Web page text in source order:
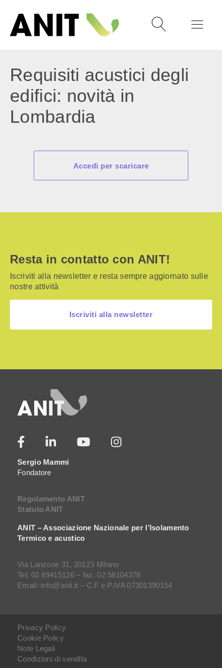
Requisiti acustici degli
edifici: novità in
Lombardia
Accedi per scaricare
Resta in contatto con ANIT!
Iscriviti alla newsletter e resta sempre aggiornato sulle
nostre attività
Iscriviti alla newsletter
Sergio Mammi
Fondatore
Regolamento ANIT
Statuto ANIT
ANIT – Associazione Nazionale per l’Isolamento
Termico e acustico
Via Lanzone 31, 20123 Milano
Tel: 02 89415126 – fax: 02 58104378
Email: info@anit.it – C.F e P.IVA 07301390154
Privacy Policy
Cookie Policy
Note Legali
Condizioni di vendita